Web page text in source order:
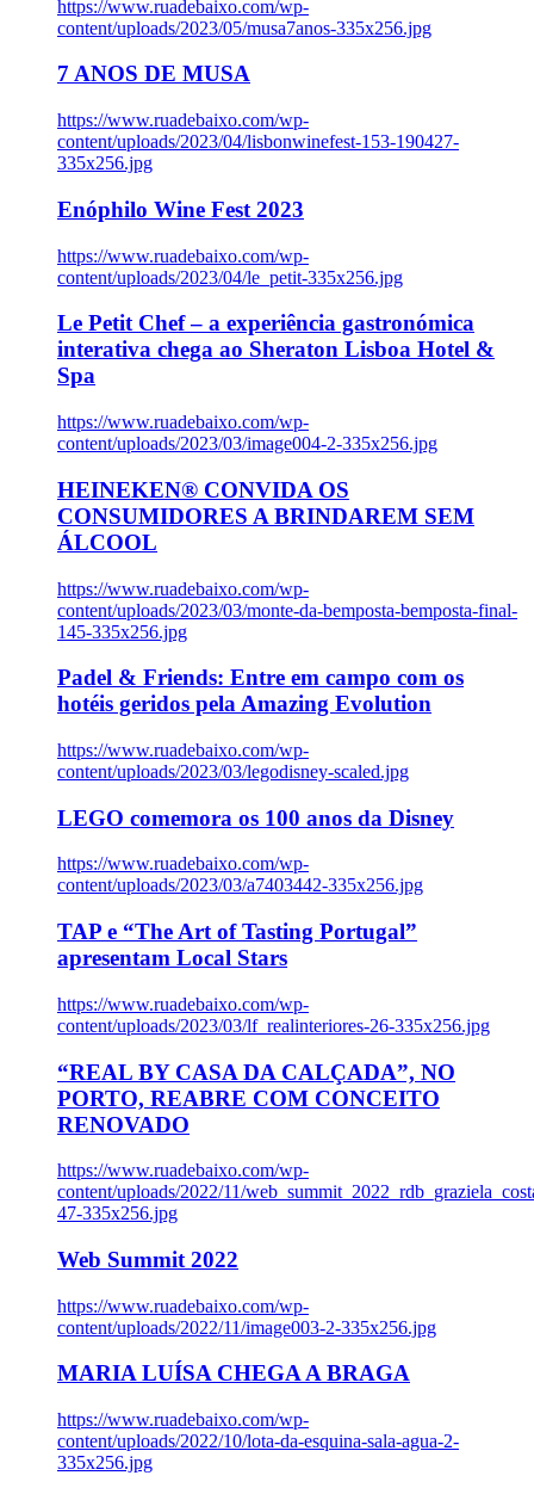
https://www.ruadebaixo.com/wp-
content/uploads/2023/05/musa7anos-335x256.jpg
7 ANOS DE MUSA
https://www.ruadebaixo.com/wp-
content/uploads/2023/04/lisbonwinefest-153-190427-
335x256.jpg
Enóphilo Wine Fest 2023
https://www.ruadebaixo.com/wp-
content/uploads/2023/04/le_petit-335x256.jpg
Le Petit Chef – a experiência gastronómica
interativa chega ao Sheraton Lisboa Hotel &
Spa
https://www.ruadebaixo.com/wp-
content/uploads/2023/03/image004-2-335x256.jpg
HEINEKEN® CONVIDA OS
CONSUMIDORES A BRINDAREM SEM
ÁLCOOL
https://www.ruadebaixo.com/wp-
content/uploads/2023/03/monte-da-bemposta-bemposta-final-
145-335x256.jpg
Padel & Friends: Entre em campo com os
hotéis geridos pela Amazing Evolution
https://www.ruadebaixo.com/wp-
content/uploads/2023/03/legodisney-scaled.jpg
LEGO comemora os 100 anos da Disney
https://www.ruadebaixo.com/wp-
content/uploads/2023/03/a7403442-335x256.jpg
TAP e “The Art of Tasting Portugal”
apresentam Local Stars
https://www.ruadebaixo.com/wp-
content/uploads/2023/03/lf_realinteriores-26-335x256.jpg
“REAL BY CASA DA CALÇADA”, NO
PORTO, REABRE COM CONCEITO
RENOVADO
https://www.ruadebaixo.com/wp-
content/uploads/2022/11/
47-335x256.jpg
Web Summit 2022
https://www.ruadebaixo.com/wp-
content/uploads/2022/11/image003-2-335x256.jpg
MARIA LUÍSA CHEGA A BRAGA
https://www.ruadebaixo.com/wp-
content/uploads/2022/10/lota-da-esquina-sala-agua-2-
335x256.jpg